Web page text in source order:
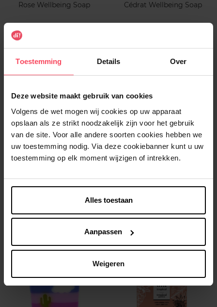
Toestemming Details Over
Deze website maakt gebruik van cookies
Volgens de wet mogen wij cookies op uw apparaat
opslaan als ze strikt noodzakelijk zijn voor het gebruik
van de site. Voor alle andere soorten cookies hebben we
uw toestemming nodig. Via deze cookiebanner kunt u uw
toestemming op elk moment wijzigen of intrekken.
Alles toestaan
Aanpassen
Weigeren
Rose Wellbeing Soap Cédrat Wellbeing Soap
ROGER & GALLET ROGER & GALLET